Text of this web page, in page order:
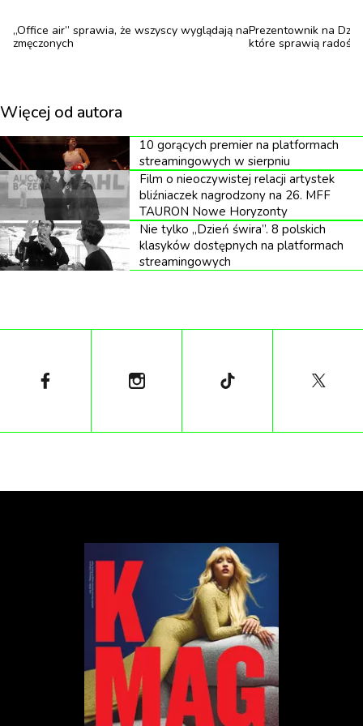
zaczynają się zacierać, a relacja staje się
nierównowagą emocjonalną. To właśnie dlatego
toksycznych lub manipulacyjnych wzorców
relacyjnych. Co istotne, choć najczęściej mówi się o
nim w kontekście związków romantycznych,
podobne mechanizmy mogą pojawiać się także w
innych typach relacji – w tym w przyjaźni.
Szybciej nie znaczy lepiej
nieustannemu kontaktowi online można mieć
znajomości. Paradoksalnie jednak równie szybko
zastępuje stopniowe budowanie więzi, a gdy opada
przyjaźniach szybkie budowanie bliskości jest
społecznie bardziej akceptowane. Łatwiej więc
przeoczyć moment, w którym relacja zaczyna
przekraczać zdrowe granice. Nie zawsze musi
chodzić o świadomą manipulację. Czasami źródłem
takiego zachowania jest lęk przed odrzuceniem,
samotność albo trudność w budowaniu stabilnych
„Office air” sprawia, że wszyscy wyglądają na
zmęczonych
Prezentownik na
które sprawią radość
Więcej od autora
10 gorących premier na platformach
streamingowych w sierpniu
Film o nieoczywistej relacji artystek
bliźniaczek nagrodzony na 26. MFF
TAURON Nowe Horyzonty
Nie tylko „Dzień świra”. 8 polskich
klasyków dostępnych na platformach
streamingowych